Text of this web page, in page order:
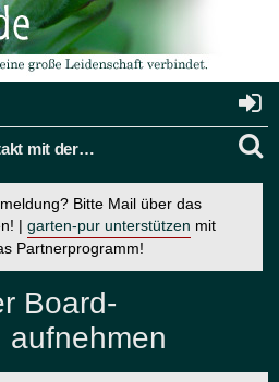
Kontakt mit der Board-Administration aufnehmen
Bitte Mail über das
| garten-pur unterstützen mit
Partnerprogramm!
Board-
aufnehmen